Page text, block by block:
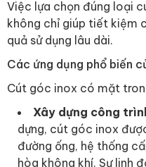
Việc lựa chọn đúng loại
không chỉ giúp tiết kiệm
quả sử dụng lâu dài.
Các ứng dụng phổ biến
Cút góc inox có mặt
Xây dựng công
dựng, cút góc inox
đường ống, hệ thống
hòa không khí. Sự linh